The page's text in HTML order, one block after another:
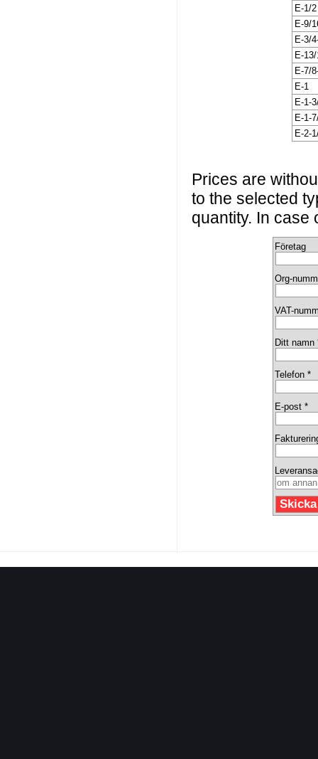
E-1/2
E-9/
E-3/
E-
E-7/
E-1
E-1-
E-1-
E-2-
Prices are
to the selected
quantity. In
Företag
Org-
VAT-
Ditt namn
Telefon *
E-post *